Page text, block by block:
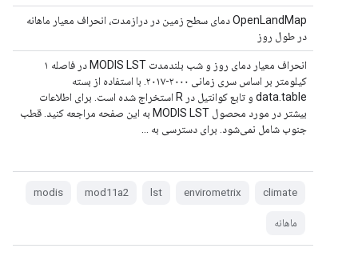
OpenLandMap دمای سطح زمین در درازمدت، انحراف معیار ماهانه
در طول روز
انحراف معیار دمای روز و شب بلندمدت MODIS LST در فاصله ۱
کیلومتر بر اساس سری زمانی ۲۰۰۰-۲۰۱۷. با استفاده از بسته
data.table و تابع کوانتیل در R استخراج شده است. برای اطلاعات
بیشتر در مورد محصول MODIS LST به این صفحه مراجعه کنید. قطب
جنوب شامل نمی‌شود. برای دسترسی به ...
climate
envirometrix
lst
mod11a2
modis
ماهانه